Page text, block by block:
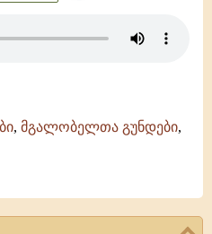
, მგალობელთა გუნდები,